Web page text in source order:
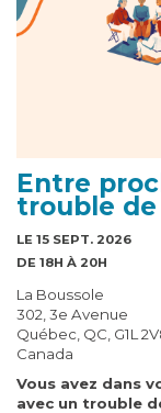
Entre
trouble
LE 15 SEPT. 2026
DE 18H À 20H
La Boussole
302, 3e Avenue
Québec, QC, G1L
Canada
Vous avez dans
avec un trouble